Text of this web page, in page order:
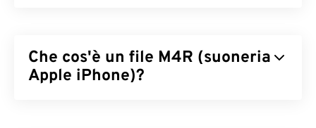
Che cos'è un file M4R (suoneria
Apple iPhone)?